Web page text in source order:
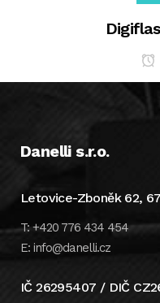
Danelli s.r.o.
Letovice-Zboněk 62,
T: +420 776 434 454
E: info@danelli.cz
IČ 26295407 / DIČ